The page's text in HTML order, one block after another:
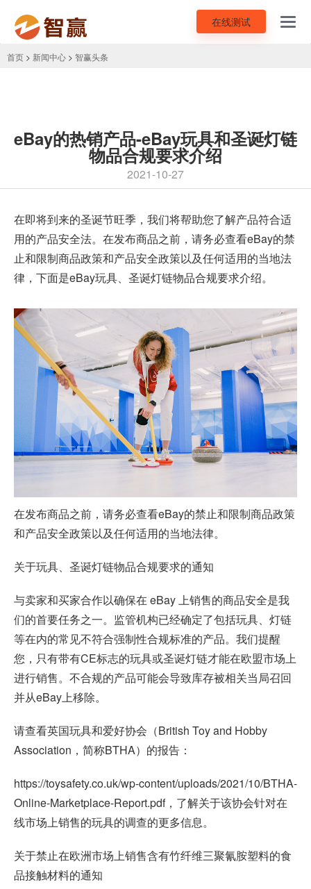
在线测试
首页 > 新闻中心 > 智赢头条
eBay的热销产品-eBay玩具和圣诞灯链
物品合规要求介绍
2021-10-27
在即将到来的圣诞节旺季，我们将帮助您了解产品符合适
用的产品安全法。在发布商品之前，请务必查看eBay的禁
止和限制商品政策和产品安全政策以及任何适用的当地法
律，下面是eBay玩具、圣诞灯链物品合规要求介绍。
在发布商品之前，请务必查看eBay的禁止和限制商品政策
和产品安全政策以及任何适用的当地法律。
关于玩具、圣诞灯链物品合规要求的通知
与卖家和买家合作以确保在 eBay 上销售的商品安全是我
们的首要任务之一。监管机构已经确定了包括玩具、灯链
等在内的常见不符合强制性合规标准的产品。我们提醒
您，只有带有CE标志的玩具或圣诞灯链才能在欧盟市场上
进行销售。不合规的产品可能会导致库存被相关当局召回
并从eBay上移除。
请查看英国玩具和爱好协会（British Toy and Hobby
Association，简称BTHA）的报告：
https://toysafety.co.uk/wp-content/uploads/2021/10/BTHA-
Online-Marketplace-Report.pdf，了解关于该协会针对在
线市场上销售的玩具的调查的更多信息。
关于禁止在欧洲市场上销售含有竹纤维三聚氰胺塑料的食
品接触材料的通知